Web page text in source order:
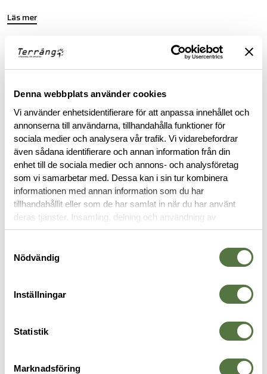
Denna webbplats använder cookies
Vi använder enhetsidentifierare för att anpassa innehållet och
annonserna till användarna, tillhandahålla funktioner för
sociala medier och analysera vår trafik. Vi vidarebefordrar
även sådana identifierare och annan information från din
enhet till de sociala medier och annons- och analysföretag
som vi samarbetar med. Dessa kan i sin tur kombinera
informationen med annan information som du har
tillhandahållit eller som de har samlat in när du har använt
deras tjänster. Insamling, delning och användning av
personuppgifter kan användas för personalisering av
Nödvändig
Inställningar
Statistik
Marknadsföring
Läs mer
FINNS I FÖLJANDE FÄRGER
BESKRIVNING
RECENSIONER
OM VARUMÄRKET
VAPENGREPP